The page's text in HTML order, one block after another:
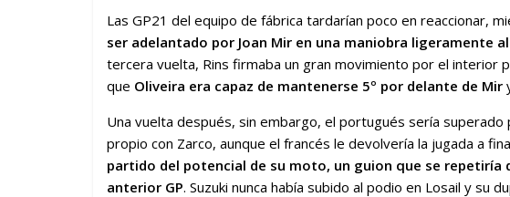
Las GP21 del equipo de fábrica tardarían poco en reaccionar,
ser adelantado por Joan Mir en una maniobra ligeramente
tercera vuelta, Rins firmaba un gran movimiento por el interior
que Oliveira era capaz de mantenerse 5º por delante de Mir
Una vuelta después, sin embargo, el portugués sería
propio con Zarco, aunque el francés le devolvería la jugada a
partido del potencial de su moto, un guion que se
anterior GP. Suzuki nunca había subido al podio en Losail y su